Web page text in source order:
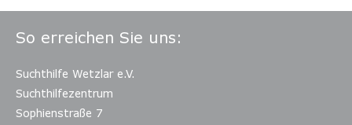
So erreichen Sie uns:
Suchthilfe Wetzlar e.V.
Suchthilfezentrum
Sophienstraße 7